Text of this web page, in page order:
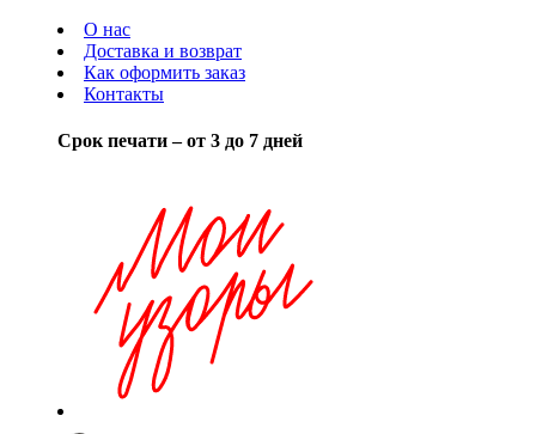
О нас
Доставка и возврат
Как оформить заказ
Контакты
Срок печати – от 3 до 7 дней